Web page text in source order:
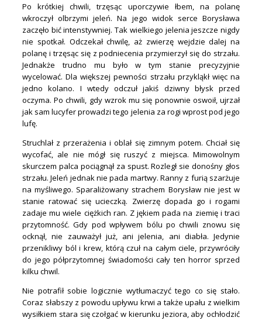
Po krótkiej chwili, trzęsąc uporczywie łbem, na polanę
wkroczył olbrzymi jeleń. Na jego widok serce Borysława
zaczęło bić intenstywniej. Tak wielkiego jelenia jeszcze nigdy
nie spotkał. Odczekał chwilę, aż zwierzę wejdzie dalej na
polanę i trzęsąc się z podniecenia przymierzył się do strzału.
Jednakże trudno mu było w tym stanie precyzyjnie
wycelować. Dla większej pewności strzału przykląkł więc na
jedno kolano. I wtedy odczuł jakiś dziwny błysk przed
oczyma. Po chwili, gdy wzrok mu się ponownie oswoił, ujrzał
jak sam lucyfer prowadzi tego jelenia za rogi wprost pod jego
lufę.
Struchlał z przerażenia i oblał się zimnym potem. Chciał się
wycofać, ale nie mógł się ruszyć z miejsca. Mimowolnym
skurczem palca pociągnął za spust. Rozległ sie donośny głos
strzału. Jeleń jednak nie pada martwy. Ranny z furią szarżuje
na myśliwego. Sparaliżowany strachem Borysław nie jest w
stanie ratować się ucieczką. Zwierzę dopada go i rogami
zadaje mu wiele ciężkich ran. Z jękiem pada na ziemię i traci
przytomność. Gdy pod wpływem bólu po chwili znowu się
ocknął, nie zauważył już, ani jelenia, ani diabła. Jedynie
przenikliwy ból i krew, którą czuł na całym ciele, przywróciły
do jego półprzytomnej świadomości cały ten horror sprzed
kilku chwil.
Nie potrafił sobie logicznie wytłumaczyć tego co się stało.
Coraz słabszy z powodu upływu krwi a także upału z wielkim
wysiłkiem stara się czołgać w kierunku jeziora, aby ochłodzić